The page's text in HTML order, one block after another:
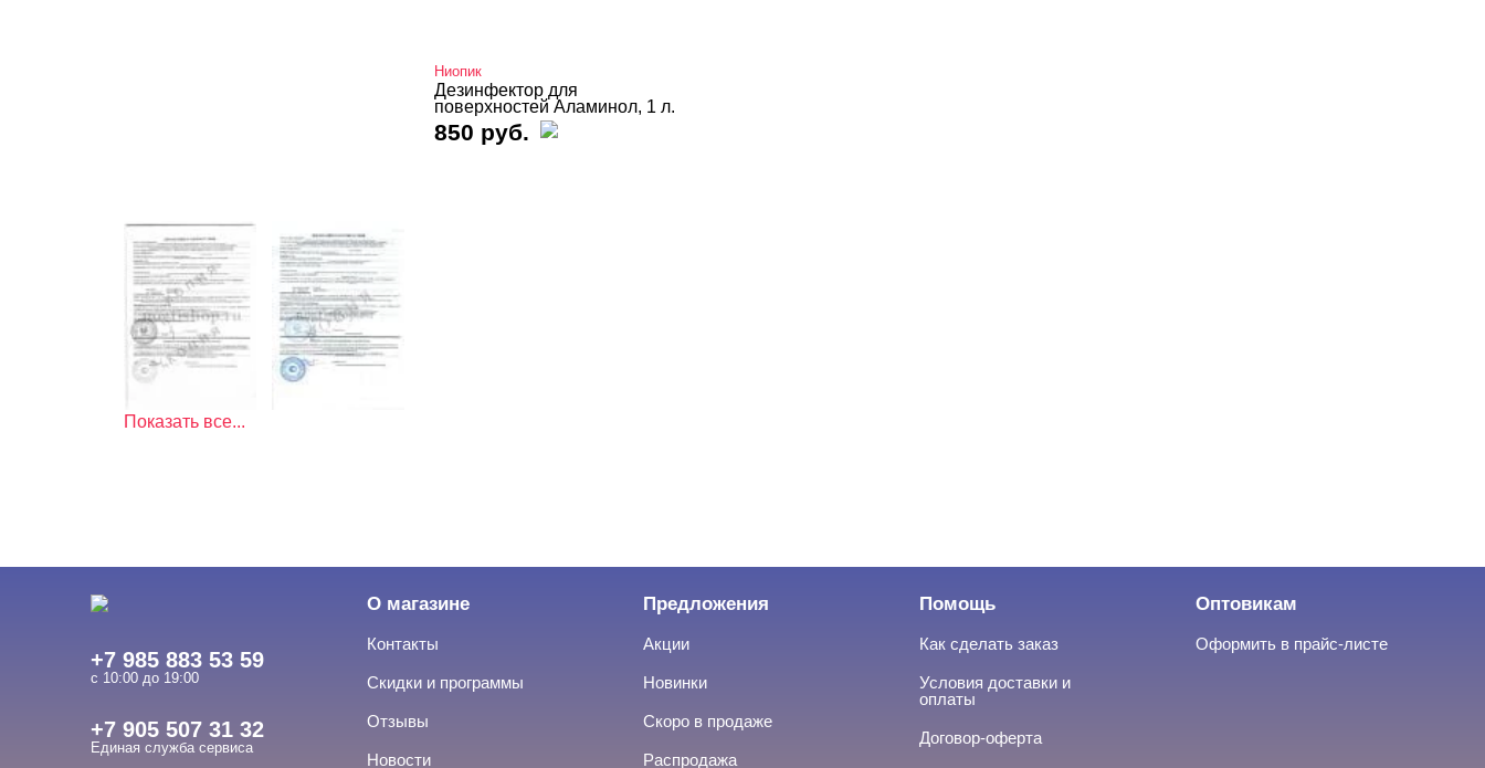
Ниопик
Дезинфектор для
поверхностей Аламинол, 1 л.
850 руб.
Показать все...
+7 985 883 53 59
с 10:00 до 19:00
+7 905 507 31 32
Единая служба сервиса
О магазине
Контакты
Скидки и программы
Отзывы
Новости
Предложения
Акции
Новинки
Скоро в продаже
Распродажа
Помощь
Как сделать заказ
Условия доставки и
оплаты
Договор-оферта
Оптовикам
Оформить в прайс-листе